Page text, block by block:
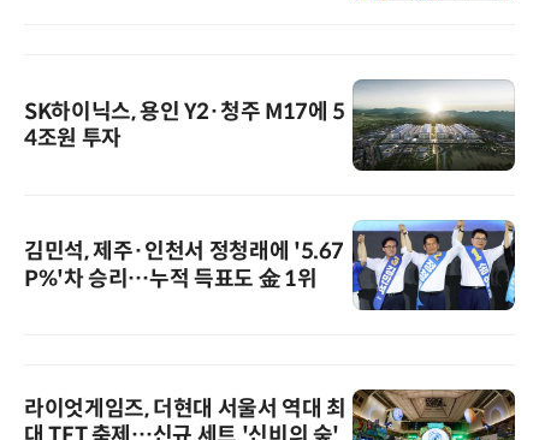
SK하이닉스, 용인 Y2·청주 M17에 5
4조원 투자
김민석, 제주·인천서 정청래에 '5.67
P%'차 승리…누적 득표도 金 1위
라이엇게임즈, 더현대 서울서 역대 최